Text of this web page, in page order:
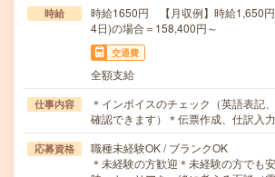
時給
時給1650円 【月収例】時給1,650
4日)の場合＝158,400円～
交通費
全額支給
仕事内容
＊インボイスのチェック（英語表記
確認できます）＊伝票作成、仕訳入
応募資格
職種未経験OK / ブランクOK
＊未経験の方歓迎＊未経験の方でも